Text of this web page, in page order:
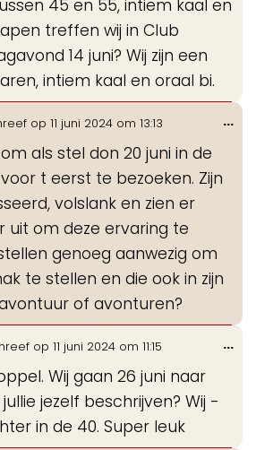
45 en 55, intiem kaal en
treffen wij in Club
14 juni? Wij zijn een
intiem kaal en oraal bi.
op 11 juni 2024 om 13:13
als stel don 20 juni in de
t eerst te bezoeken. Zijn
volslank en zien er
uit om deze ervaring te
genoeg aanwezig om
te stellen en die ook in zijn
of avonturen?
...
op 11 juni 2024 om 11:15
Wij gaan 26 juni naar
jezelf beschrijven? Wij -
in de 40. Super leuk
...